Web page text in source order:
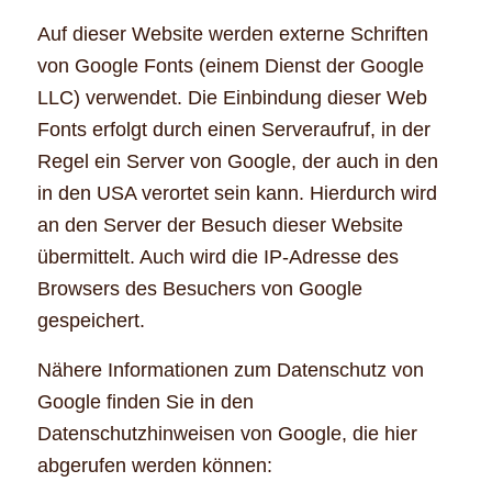
Auf dieser Website werden externe Schriften
von Google Fonts (einem Dienst der Google
LLC) verwendet. Die Einbindung dieser Web
Fonts erfolgt durch einen Serveraufruf, in der
Regel ein Server von Google, der auch in den
in den USA verortet sein kann. Hierdurch wird
an den Server der Besuch dieser Website
übermittelt. Auch wird die IP-Adresse des
Browsers des Besuchers von Google
gespeichert.
Nähere Informationen zum Datenschutz von
Google finden Sie in den
Datenschutzhinweisen von Google, die hier
abgerufen werden können: